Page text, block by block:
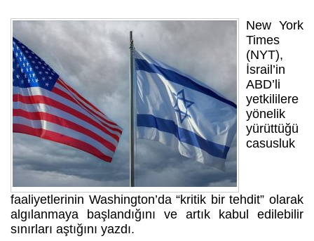
New York
Times
(NYT),
İsrail’in
ABD’li
yetkililere
yönelik
yürüttüğü
casusluk
faaliyetlerinin Washington’da “kritik bir tehdit” olarak
algılanmaya başlandığını ve artık kabul edilebilir
sınırları aştığını yazdı.